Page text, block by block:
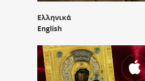
Ελληνικά
English